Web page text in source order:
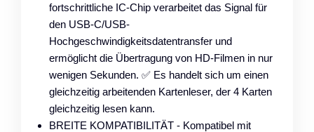
fortschrittliche IC-Chip verarbeitet das Signal für
den USB-C/USB-
Hochgeschwindigkeitsdatentransfer und
ermöglicht die Übertragung von HD-Filmen in nur
wenigen Sekunden. ✅ Es handelt sich um einen
gleichzeitig arbeitenden Kartenleser, der 4 Karten
gleichzeitig lesen kann.
BREITE KOMPATIBILITÄT - Kompatibel mit